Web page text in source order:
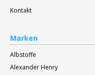
Kontakt
Marken
Albstoffe
Alexander Henry